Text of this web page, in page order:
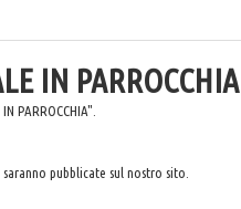
IN PARROCCHIA
PARROCCHIA".
pubblicate sul nostro sito.